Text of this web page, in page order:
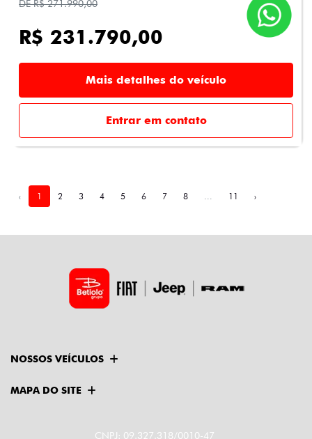
DE R$ 271.990,00
R$ 231.790,00
Mais detalhes do veículo
Entrar em contato
‹ 1 2 3 4 5 6 7 8 ... 11 ›
NOSSOS VEÍCULOS
MAPA DO SITE
CNPJ: 09.327.318/0010-47